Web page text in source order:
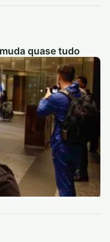
quase tudo